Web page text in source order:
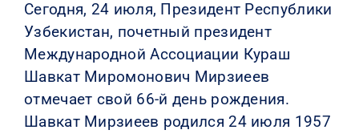
Сегодня, 24 июля, Президент Республики
Узбекистан, почетный президент
Международной Ассоциации Кураш
Шавкат Миромонович Мирзиеев
отмечает свой 66-й день рождения.
Шавкат Мирзиеев родился 24 июля 1957